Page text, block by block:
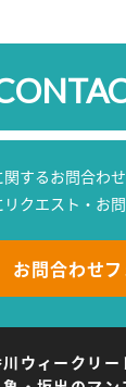
するお問合わせ
クエスト・お
お問合わせ
ウィークリー